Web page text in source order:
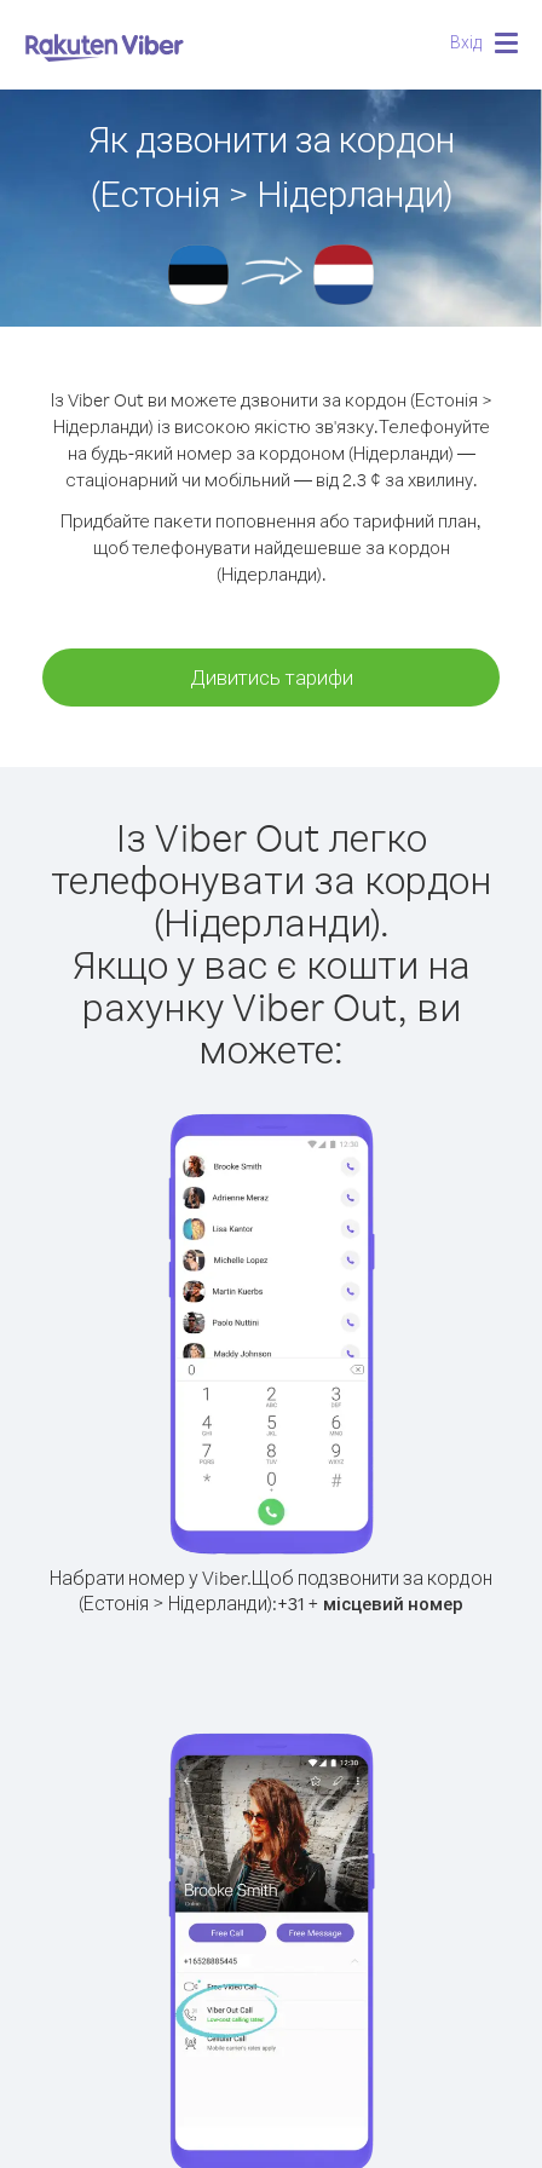
Вхід
Як дзвонити за кордон
(Естонія > Нідерланди)
Із Viber Out ви можете дзвонити за кордон (Естонія >
Нідерланди) із високою якістю зв'язку.Телефонуйте
на будь-який номер за кордоном (Нідерланди) —
стаціонарний чи мобільний — від 2.3 ¢ за хвилину.
Придбайте пакети поповнення або тарифний план,
щоб телефонувати найдешевше за кордон
(Нідерланди).
Дивитись тарифи
Із Viber Out легко
телефонувати за кордон
(Нідерланди).
Якщо у вас є кошти на
рахунку Viber Out, ви
можете:
Набрати номер у Viber.Щоб подзвонити за кордон
(Естонія > Нідерланди):+31 + місцевий номер